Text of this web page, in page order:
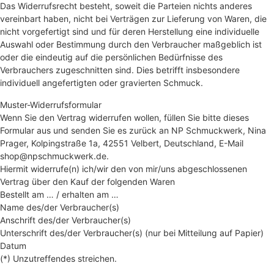
Das Widerrufsrecht besteht, soweit die Parteien nichts anderes
vereinbart haben, nicht bei Verträgen zur Lieferung von Waren, die
nicht vorgefertigt sind und für deren Herstellung eine individuelle
Auswahl oder Bestimmung durch den Verbraucher maßgeblich ist
oder die eindeutig auf die persönlichen Bedürfnisse des
Verbrauchers zugeschnitten sind. Dies betrifft insbesondere
individuell angefertigten oder gravierten Schmuck.
Muster-Widerrufsformular
Wenn Sie den Vertrag widerrufen wollen, füllen Sie bitte dieses
Formular aus und senden Sie es zurück an NP Schmuckwerk, Nina
Prager, Kolpingstraße 1a, 42551 Velbert, Deutschland, E-Mail
shop@npschmuckwerk.de.
Hiermit widerrufe(n) ich/wir den von mir/uns abgeschlossenen
Vertrag über den Kauf der folgenden Waren
Bestellt am … / erhalten am …
Name des/der Verbraucher(s)
Anschrift des/der Verbraucher(s)
Unterschrift des/der Verbraucher(s) (nur bei Mitteilung auf Papier)
Datum
(*) Unzutreffendes streichen.